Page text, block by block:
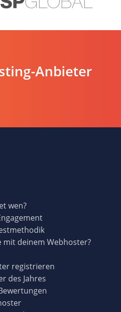
Anbieter
wen?
mit deinem Webhoster?
registrieren
des Jahres